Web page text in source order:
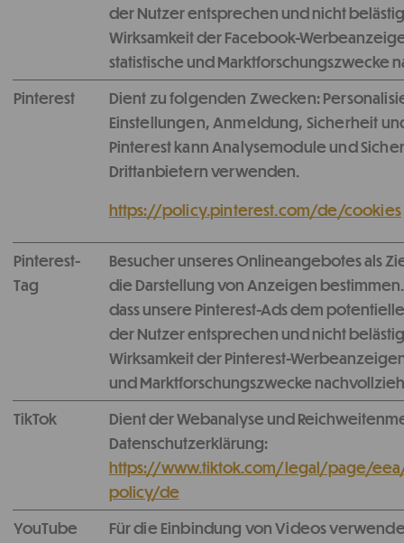
der Nutzer entsprechen und nicht
Wirksamkeit der Facebook-
statistische und Marktforschungszwecke
Pinterest
Dient zu folgenden Zwecken:
Einstellungen, Anmeldung, Sicherheit
Pinterest kann Analysemodule und
Drittanbietern verwenden.
https://policy.pinterest.com/de/cookies
Pinterest-
Tag
Besucher unseres Onlineangebotes als
die Darstellung von Anzeigen
dass unsere Pinterest-Ads dem
der Nutzer entsprechen und nicht
Wirksamkeit der Pinterest-
und Marktforschungszwecke
TikTok
Dient der Webanalyse und
Datenschutzerklärung:
https://www.tiktok.com/legal/page/
policy/de
YouTube
Für die Einbindung von Videos